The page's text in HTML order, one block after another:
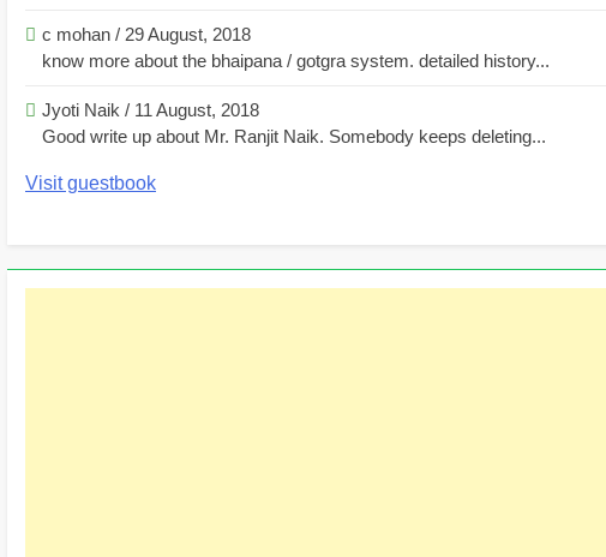
c mohan / 29 August, 2018
know more about the bhaipana / gotgra system. detailed history...
Jyoti Naik / 11 August, 2018
Good write up about Mr. Ranjit Naik. Somebody keeps deleting...
Visit guestbook